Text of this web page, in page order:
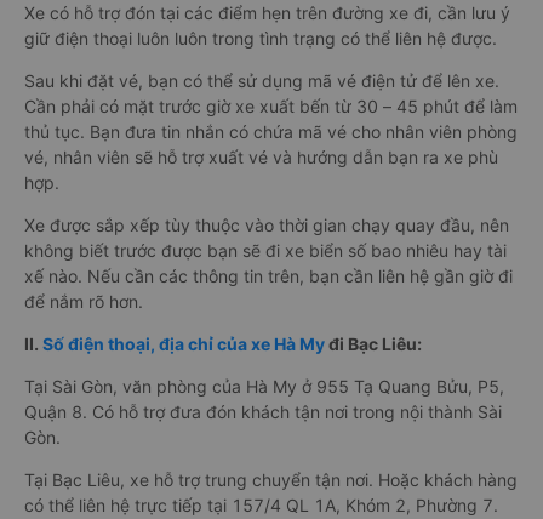
Xe có hỗ trợ đón tại các điểm hẹn trên đường xe đi, cần lưu ý
giữ điện thoại luôn luôn trong tình trạng có thể liên hệ được.
Sau khi đặt vé, bạn có thể sử dụng mã vé điện tử để lên xe.
Cần phải có mặt trước giờ xe xuất bến từ 30 – 45 phút để làm
thủ tục. Bạn đưa tin nhắn có chứa mã vé cho nhân viên phòng
vé, nhân viên sẽ hỗ trợ xuất vé và hướng dẫn bạn ra xe phù
hợp.
Xe được sắp xếp tùy thuộc vào thời gian chạy quay đầu, nên
không biết trước được bạn sẽ đi xe biển số bao nhiêu hay tài
xế nào. Nếu cần các thông tin trên, bạn cần liên hệ gần giờ đi
để nắm rõ hơn.
II. Số điện thoại, địa chỉ của xe Hà Myđi Bạc Liêu:
Tại Sài Gòn, văn phòng của Hà My ở 955 Tạ Quang Bửu, P5,
Quận 8. Có hỗ trợ đưa đón khách tận nơi trong nội thành Sài
Gòn.
Tại Bạc Liêu, xe hỗ trợ trung chuyển tận nơi. Hoặc khách hàng
có thể liên hệ trực tiếp tại 157/4 QL 1A, Khóm 2, Phường 7.